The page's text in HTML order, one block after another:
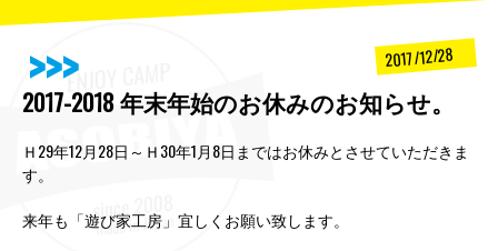
2017-2018 年末年始のお休みのお知らせ。
2017/12/28
Ｈ29年12月28日～Ｈ30年1月8日まではお休みとさせていただきま
す。
来年も「遊び家工房」宜しくお願い致します。